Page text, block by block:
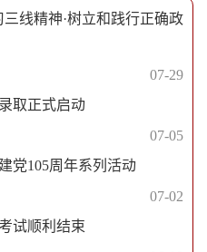
线精神·树立和践行正确政
07-29
取正式启动
07-05
党105周年系列活动
07-02
试顺利结束